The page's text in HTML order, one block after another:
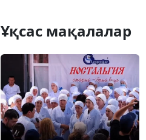
Ұқсас мақалалар